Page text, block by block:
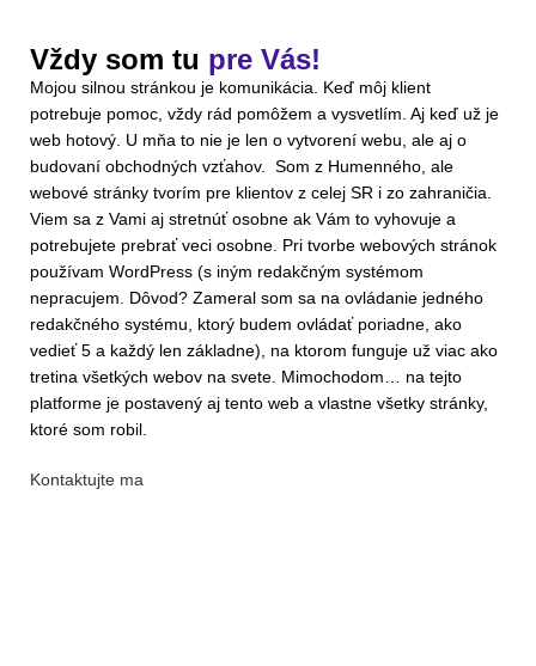
Vždy som tu pre Vás!
Mojou silnou stránkou je komunikácia. Keď môj klient
potrebuje pomoc, vždy rád pomôžem a vysvetlím. Aj keď už je
web hotový. U mňa to nie je len o vytvorení webu, ale aj o
budovaní obchodných vzťahov. Som z Humenného, ale
webové stránky tvorím pre klientov z celej SR i zo zahraničia.
Viem sa z Vami aj stretnúť osobne ak Vám to vyhovuje a
potrebujete prebrať veci osobne. Pri tvorbe webových stránok
používam WordPress (s iným redakčným systémom
nepracujem. Dôvod? Zameral som sa na ovládanie jedného
redakčného systému, ktorý budem ovládať poriadne, ako
vedieť 5 a každý len základne), na ktorom funguje už viac ako
tretina všetkých webov na svete. Mimochodom… na tejto
platforme je postavený aj tento web a vlastne všetky stránky,
ktoré som robil.
Kontaktujte ma